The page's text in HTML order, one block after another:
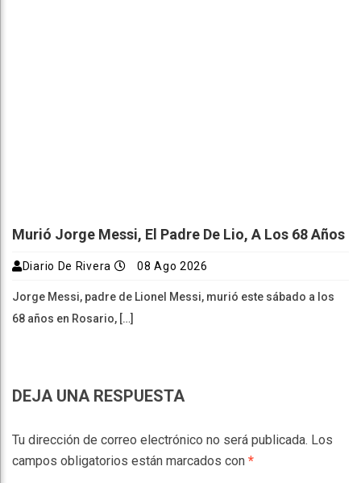
Murió Jorge Messi, El Padre De Lio, A Los 68 Años
Diario De Rivera 08 Ago 2026
Jorge Messi, padre de Lionel Messi, murió este sábado a los
68 años en Rosario, […]
DEJA UNA RESPUESTA
Tu dirección de correo electrónico no será publicada. Los
campos obligatorios están marcados con *